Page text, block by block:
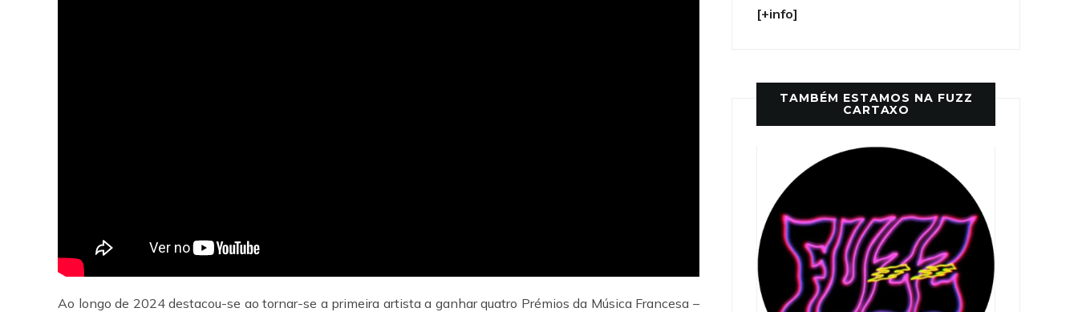
Ao longo de 2024 destacou-se ao tornar-se a primeira artista a ganhar quatro Prémios da Música Francesa –
[+info]
TAMBÉM ESTAMOS NA FUZZ
CARTAXO